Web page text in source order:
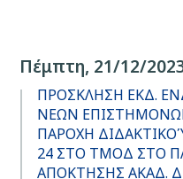
Πέμπτη, 21/12/
ΠΡΟΣΚΛΗΣΗ ΕΚΔ.
ΝΕΩΝ
ΠΑΡΟΧΗ
24 ΣΤΟ ΤΜΟΔ ΣΤΟ
ΑΠΟΚΤΗΣΗΣ ΑΚΑΔ.